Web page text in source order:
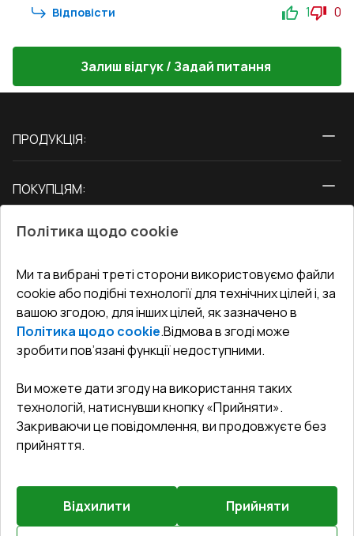
Відповісти 1 0
Залиш відгук / Задай питання
ПРОДУКЦІЯ:
Двері
ПОКУПЦЯМ:
Блог
Адреса гіпермаркета
Як правильно заміряти вікна
СЕРВІС ТА ОБЛУГОВУВАННЯ:
Доставка і Оплата
Гарантія та Сервіс
Повернення товару
Договір публічної оферти
КОНТАКТИ
Офіс:Україна, м. Вінниця, вул. Келецька 60 кв. 61
undefined(undefined)
©2026 Всі права захищені.
Сайт створено на платформіVitrager.com.
Політика щодо cookie
Ми та вибрані треті сторони використовуємо файли
cookie або подібні технології для технічних цілей і, за
вашою згодою, для інших цілей, як зазначено в
Політика щодо cookie.Відмова в згоді може
зробити пов’язані функції недоступними.
Ви можете дати згоду на використання таких
технологій, натиснувши кнопку «Прийняти».
Закриваючи це повідомлення, ви продовжуєте без
прийняття.
Відхилити Прийняти